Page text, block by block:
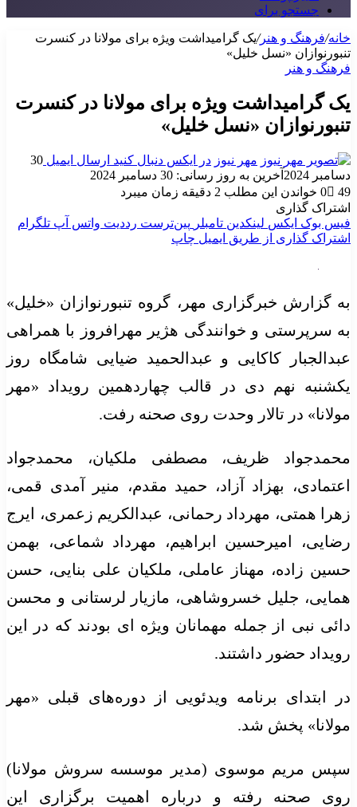
جستجو برای
خانه/فرهنگ و هنر/یک گرامیداشت ویژه برای مولانا در کنسرت
تنبورنوازان «نسل خلیل»
فرهنگ و هنر
یک گرامیداشت ویژه برای مولانا در کنسرت
تنبورنوازان «نسل خلیل»
مهر نیوز در ایکس دنبال کنید ارسال ایمیل 30
دسامبر 2024
آخرین به روز رسانی: 30 دسامبر 2024
0
49
خواندن این مطلب 2 دقیقه زمان میبرد
اشتراک گذاری
فیس بوک ایکس لینکدین ‫تامبلر ‫پین‌ترست ‫رددیت واتس آپ تلگرام
اشتراک گذاری از طریق ایمیل چاپ
به گزارش خبرگزاری مهر، گروه تنبورنوازان «خلیل»
به سرپرستی و خوانندگی هژیر مهرافروز با همراهی
عبدالجبار کاکایی و عبدالحمید ضیایی شامگاه روز
یکشنبه نهم دی در قالب چهاردهمین رویداد «مهر
مولانا» در تالار وحدت روی صحنه رفت.
محمدجواد ظریف، مصطفی ملکیان، محمدجواد
اعتمادی، بهزاد آزاد، حمید مقدم، منیر آمدی قمی،
زهرا همتی، مهرداد رحمانی، عبدالکریم زعمری، ایرج
رضایی، امیرحسین ابراهیم، مهرداد شماعی، بهمن
حسین زاده، مهناز عاملی، ملکیان علی بنایی، حسن
همایی، جلیل خسروشاهی، مازیار لرستانی و محسن
دائی نبی از جمله مهمانان ویژه ای بودند که در این
رویداد حضور داشتند.
در ابتدای برنامه ویدئویی از دوره‌های قبلی «مهر
مولانا» پخش شد.
سپس مریم موسوی (مدیر موسسه سروش مولانا)
روی صحنه رفته و درباره اهمیت برگزاری این